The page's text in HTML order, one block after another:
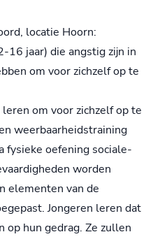
locatie Hoorn:
16 jaar) die angstig zijn in
om voor zichzelf op te
om voor zichzelf op te
weerbaarheidstraining
fysieke oefening sociale-
worden
elementen van de
Jongeren leren dat
op hun gedrag. Ze zullen